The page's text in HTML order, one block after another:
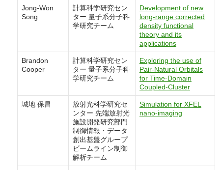
Jong-Won
Song
計算科学研究セン
ター 量子系分子科
学研究チーム
Development of new
long-range corrected
density functional
theory and its
applications
Brandon
Cooper
計算科学研究セン
ター 量子系分子科
学研究チーム
Exploring the use of
Pair-Natural Orbitals
for Time-Domain
Coupled-Cluster
城地 保昌
放射光科学研究セ
ンター 先端放射光
施設開発研究部門
制御情報・データ
創出基盤グループ
ビームライン制御
解析チーム
Simulation for XFEL
nano-imaging